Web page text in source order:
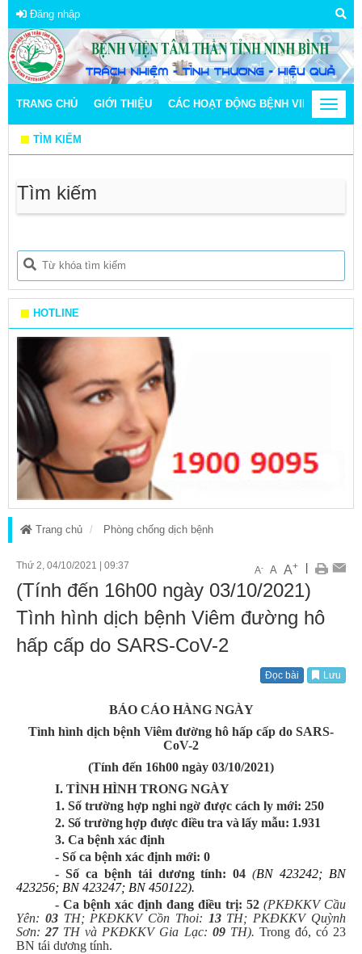
Đăng nhập
TRANG CHỦ GIỚI THIỆU CÁC HOẠT ĐỘNG BỆNH VIỆN
Toggle
TÌM KIẾM
Tìm kiếm
HOTLINE
Trang chủ Phòng chống dịch bệnh
Thứ 2, 04/10/2021 09:37 A- A A+
(Tính đến 16h00 ngày 03/10/2021)
Tình hình dịch bệnh Viêm đường hô
hấp cấp do SARS-CoV-2
Đọc bài Lưu
BÁO CÁO HÀNG NGÀY
Tình hình dịch bệnh Viêm đường hô hấp cấp do SARS-
CoV-2
(Tính đến 16h00 ngày 03/10/2021)
I. TÌNH HÌNH TRONG NGÀY
1. Số trường hợp nghi ngờ được cách ly mới: 250
2. Số trường hợp được điều tra và lấy mẫu: 1.931
3. Ca bệnh xác định
- Số ca bệnh xác định mới: 0
- Số ca bệnh tái dương tính:04(BN 423242; BN
423256; BN 423247; BN 450122).
- Ca bệnh xác định đang điều trị: 52 (PKĐKKV Cầu
Yên: 03 TH; PKĐKKV Cồn Thoi: 13TH; PKĐKKV Quỳnh
Sơn:27 TH và PKĐKKV Gia Lạc: 09TH). Trong đó, có 23
BN tái dương tính.